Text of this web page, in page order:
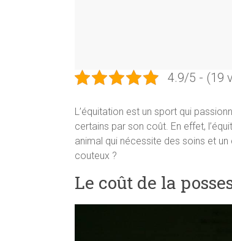
4.9/5 - (19
L’équitation est un sport qui
certains par son coût. En effet,
animal qui nécessite des soins et
couteux ?
Le coût de la